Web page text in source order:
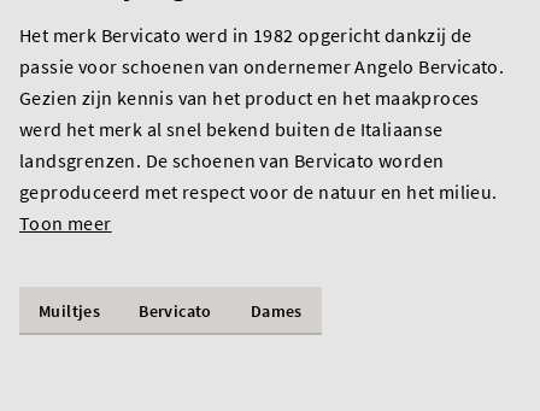
Het merk Bervicato werd in 1982 opgericht dankzij de
passie voor schoenen van ondernemer Angelo Bervicato.
Gezien zijn kennis van het product en het maakproces
werd het merk al snel bekend buiten de Italiaanse
landsgrenzen. De schoenen van Bervicato worden
geproduceerd met respect voor de natuur en het milieu.
Toon meer
Muiltjes Bervicato Dames